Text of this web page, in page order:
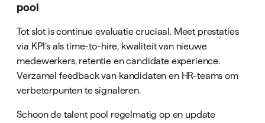
pool
Tot slot is continue evaluatie cruciaal. Meet prestaties
via KPI’s als time-to-hire, kwaliteit van nieuwe
medewerkers, retentie en candidate experience.
Verzamel feedback van kandidaten en HR-teams om
verbeterpunten te signaleren.
Schoon de talent pool regelmatig op en update